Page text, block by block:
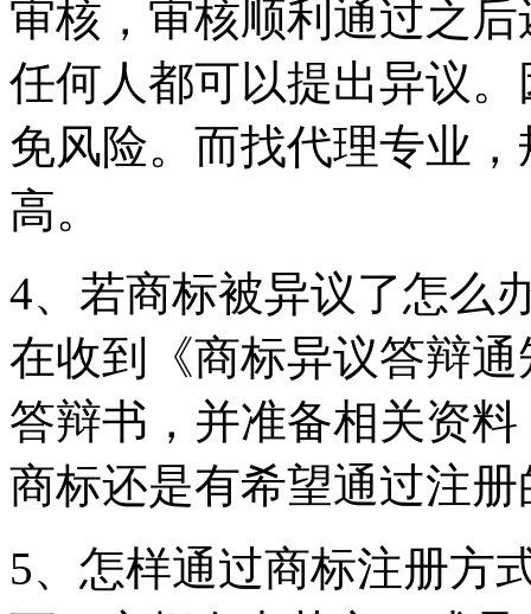
审核，审核顺利通过之
任何人都可以提出异议
免风险。而找代理专业
高。
4、若商标被异议了怎么
在收到《商标异议答辩
答辩书，并准备相关资
商标还是有希望通过注册
5、怎样通过商标注册方